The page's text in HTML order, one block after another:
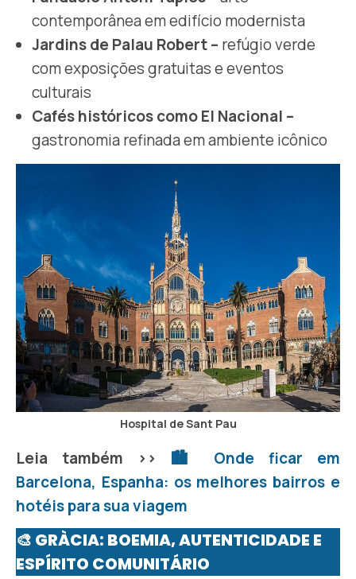
contemporânea em edifício modernista
Jardins de Palau Robert – refúgio verde
com exposições gratuitas e eventos
culturais
Cafés históricos como El Nacional –
gastronomia refinada em ambiente icônico
Hospital de Sant Pau
Leia também >> 🏙️ Onde ficar em
Barcelona, Espanha: os melhores bairros e
hotéis para sua viagem
🎨 GRÀCIA: BOEMIA, AUTENTICIDADE E
ESPÍRITO COMUNITÁRIO